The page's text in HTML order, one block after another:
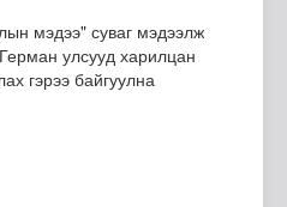
мэдээ" суваг мэдээлж
улсууд харилцан
гэрээ байгуулна